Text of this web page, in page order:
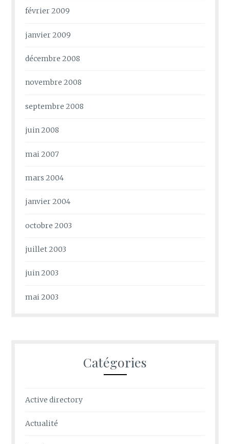
février 2009
janvier 2009
décembre 2008
novembre 2008
septembre 2008
juin 2008
mai 2007
mars 2004
janvier 2004
octobre 2003
juillet 2003
juin 2003
mai 2003
Catégories
Active directory
Actualité